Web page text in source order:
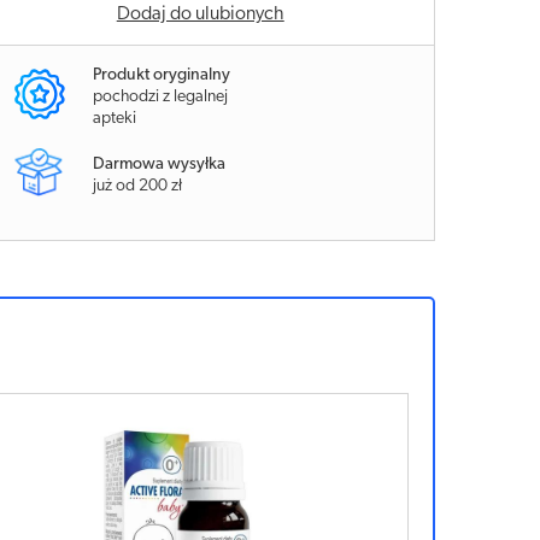
Dodaj do ulubionych
Produkt oryginalny
pochodzi z legalnej
apteki
Darmowa wysyłka
już od 200 zł